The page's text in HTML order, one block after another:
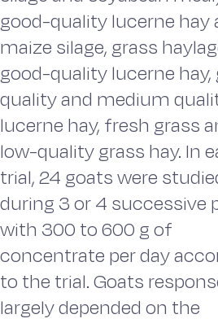
good-quality lucerne hay
maize silage, grass
good-quality lucerne hay,
quality and medium
lucerne hay, fresh grass
low-quality grass hay. In
trial, 24 goats were
during 3 or 4 successive
with 300 to 600 g of
concentrate per day
to the trial. Goats
largely depended on the